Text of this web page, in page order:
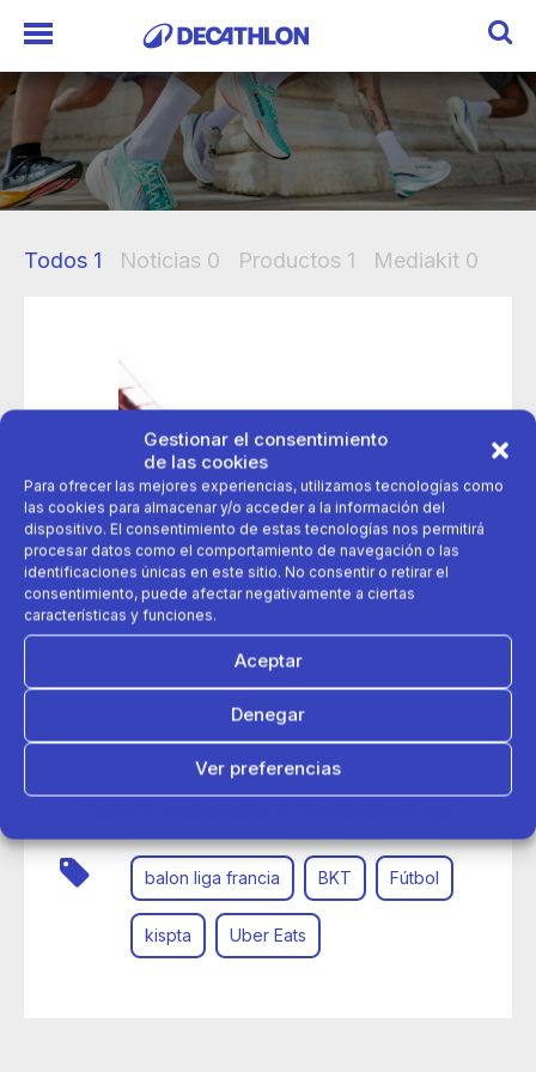
Gestionar el consentimiento
de las cookies
Para ofrecer las mejores experiencias, utilizamos tecnologías como
las cookies para almacenar y/o acceder a la información del
dispositivo. El consentimiento de estas tecnologías nos permitirá
procesar datos como el comportamiento de navegación o las
identificaciones únicas en este sitio. No consentir o retirar el
consentimiento, puede afectar negativamente a ciertas
características y funciones.
Aceptar
Denegar
Ver preferencias
Todos 1 Noticias 0 Productos 1 Mediakit 0
Kipsta presenta los balones oficiales de la Ligue 1 Uber
Eats y la Ligue 2 BKT para la temporada 2022-2023
balon liga francia BKT Fútbol
kispta Uber Eats